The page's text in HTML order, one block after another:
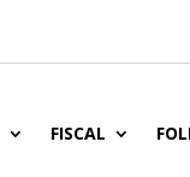
FISCAL